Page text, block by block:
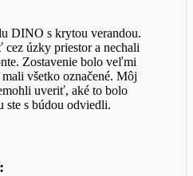
DINO s krytou verandou.
cez úzky priestor a nechali
Zostavenie bolo veľmi
všetko označené. Môj
uveriť, aké to bolo
ste s búdou odviedli.